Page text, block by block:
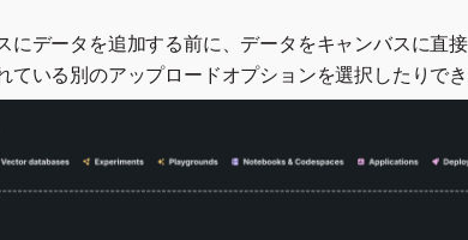
にデータを追加する前に、データをキャンバスに直
ている別のアップロードオプションを選択したりでき